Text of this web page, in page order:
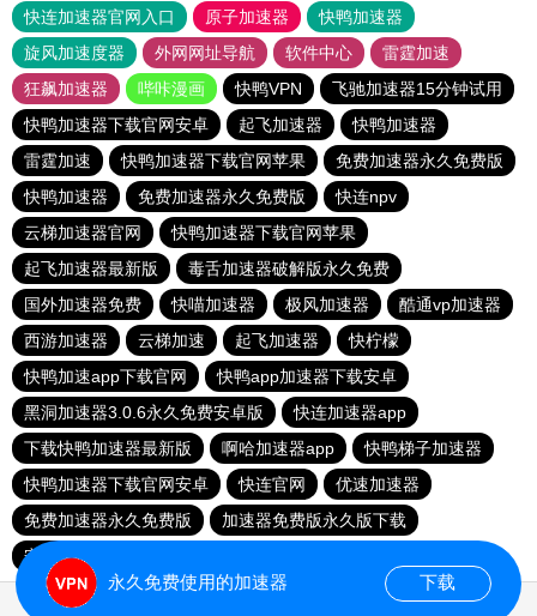
快连加速器官网入口
原子加速器
快鸭加速器
旋风加速度器
外网网址导航 软件中心
雷霆加速
狂飙加速器
哔咔漫画 快鸭VPN
飞驰加速器15分钟试用
快鸭加速器下载官网安卓
起飞加速器
快鸭加速器
雷霆加速
快鸭加速器下载官网苹果
免费加速器永久免费版
快鸭加速器
免费加速器永久免费版
快连npv
云梯加速器官网
快鸭加速器下载官网苹果
起飞加速器最新版
毒舌加速器破解版永久免费
国外加速器免费
快喵加速器 极风加速器
酷通vp加速器
西游加速器
云梯加速 起飞加速器
快柠檬
快鸭加速app下载官网
快鸭app加速器下载安卓
黑洞加速器3.0.6永久免费安卓版
快连加速器app
下载快鸭加速器最新版
啊哈加速器app
快鸭梯子加速器
快鸭加速器下载官网安卓
快连官网
优速加速器
免费加速器永久免费版
加速器免费版永久版下载
安易加速器
永久免费使用的加速器 下载